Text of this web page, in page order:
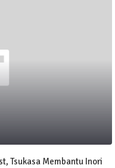
Tsukasa Membantu Inori